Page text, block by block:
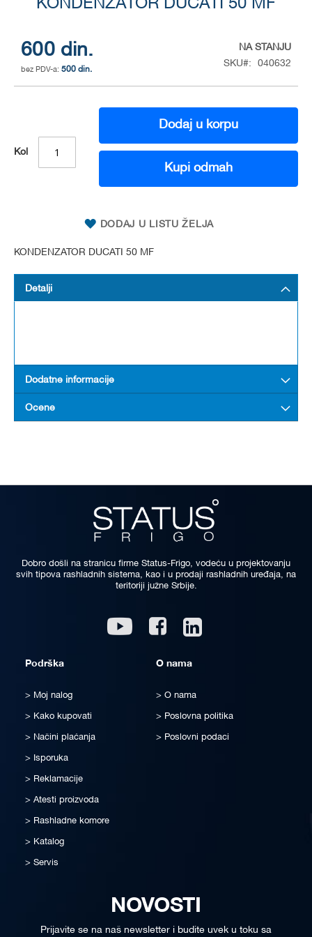
KONDENZATOR DUCATI 50 MF
600 din.
500 din.
NA STANJU
SKU
040632
Kol
Dodaj u korpu
Kupi odmah
DODAJ U LISTU ŽELJA
KONDENZATOR DUCATI 50 MF
of
the
images
gallery
Detalji
Dodatne informacije
Ocene
Dobro došli na stranicu firme Status-Frigo, vodeću u projektovanju
svih tipova rashladnih sistema, kao i u prodaji rashladnih uređaja, na
teritoriji južne Srbije.
Youtube Facebook
Podrška
Moj nalog
Kako kupovati
Načini plaćanja
Isporuka
Reklamacije
Atesti proizvoda
Rashladne komore
Katalog
Servis
O nama
O nama
Poslovna politika
Poslovni podaci
NOVOSTI
Prijavite se na naš newsletter i budite uvek u toku sa